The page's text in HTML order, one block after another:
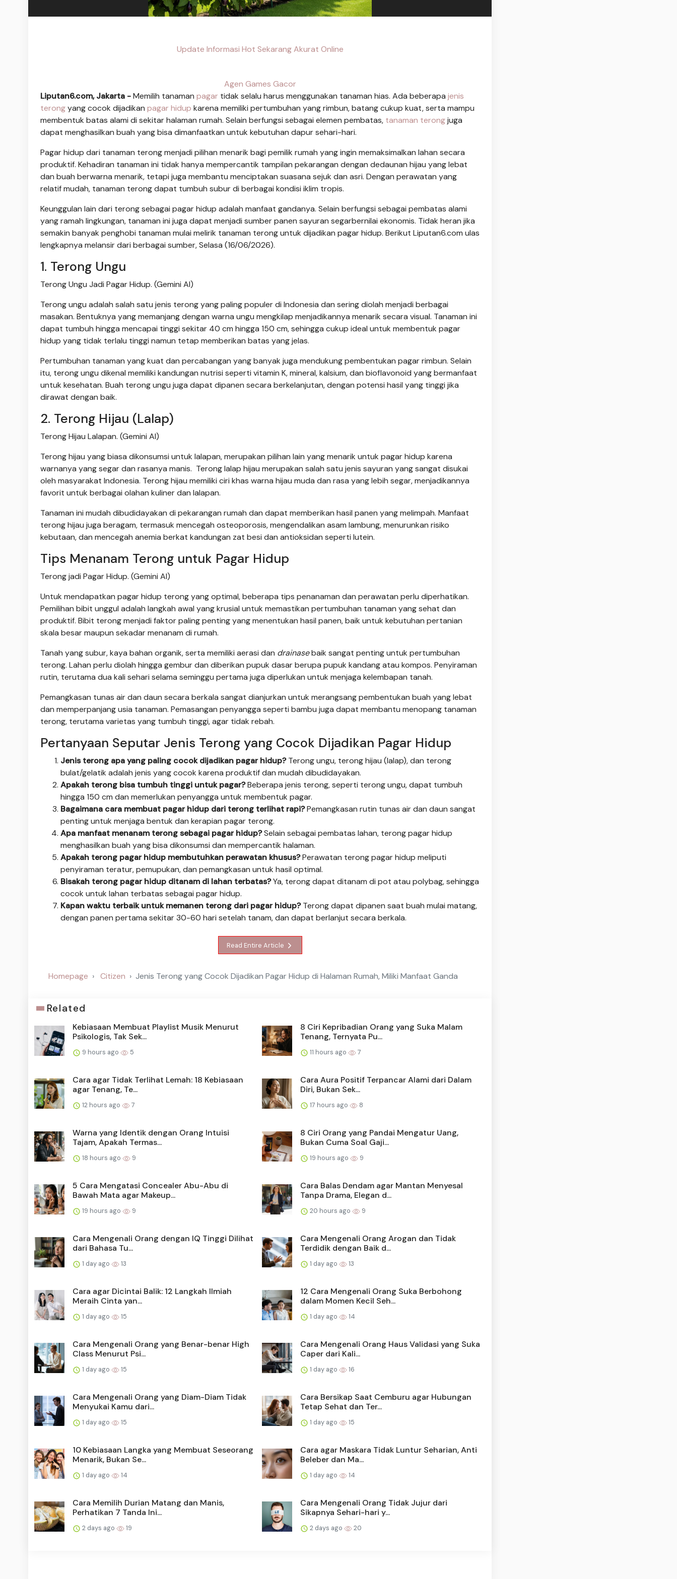
Update Informasi Hot Sekarang Akurat Online
Agen Games Gacor
Liputan6.com, Jakarta -Memilih tanaman pagar tidak selalu harus menggunakan tanaman hias. Ada beberapa jenis
terongyang cocok dijadikan pagar hidup karena memiliki pertumbuhan yang rimbun, batang cukup kuat, serta mampu
membentuk batas alami di sekitar halaman rumah. Selain berfungsi sebagai elemen pembatas, tanaman terongjuga
dapat menghasilkan buah yang bisa dimanfaatkan untuk kebutuhan dapur sehari-hari.
Pagar hidup dari tanaman terong menjadi pilihan menarik bagi pemilik rumah yang ingin memaksimalkan lahan secara
produktif. Kehadiran tanaman ini tidak hanya mempercantik tampilan pekarangan dengan dedaunan hijau yang lebat
dan buah berwarna menarik, tetapi juga membantu menciptakan suasana sejuk dan asri. Dengan perawatan yang
relatif mudah, tanaman terong dapat tumbuh subur di berbagai kondisi iklim tropis.
Keunggulan lain dari terong sebagai pagar hidup adalah manfaat gandanya. Selain berfungsi sebagai pembatas alami
yang ramah lingkungan, tanaman ini juga dapat menjadi sumber panen sayuran segarbernilai ekonomis. Tidak heran jika
semakin banyak penghobi tanaman mulai melirik tanaman terong untuk dijadikan pagar hidup. Berikut Liputan6.com ulas
lengkapnya melansir dari berbagai sumber, Selasa (16/06/2026).
1. Terong Ungu
Terong Ungu Jadi Pagar Hidup. (Gemini AI)
Terong ungu adalah salah satu jenis terong yang paling populer di Indonesia dan sering diolah menjadi berbagai
masakan. Bentuknya yang memanjang dengan warna ungu mengkilap menjadikannya menarik secara visual. Tanaman ini
dapat tumbuh hingga mencapai tinggi sekitar 40 cm hingga 150 cm, sehingga cukup ideal untuk membentuk pagar
hidup yang tidak terlalu tinggi namun tetap memberikan batas yang jelas.
Pertumbuhan tanaman yang kuat dan percabangan yang banyak juga mendukung pembentukan pagar rimbun. Selain
itu, terong ungu dikenal memiliki kandungan nutrisi seperti vitamin K, mineral, kalsium, dan bioflavonoid yang bermanfaat
untuk kesehatan. Buah terong ungu juga dapat dipanen secara berkelanjutan, dengan potensi hasil yang tinggi jika
dirawat dengan baik.
2. Terong Hijau (Lalap)
Terong Hijau Lalapan. (Gemini AI)
Terong hijau yang biasa dikonsumsi untuk lalapan, merupakan pilihan lain yang menarik untuk pagar hidup karena
warnanya yang segar dan rasanya manis. Terong lalap hijau merupakan salah satu jenis sayuran yang sangat disukai
oleh masyarakat Indonesia. Terong hijau memiliki ciri khas warna hijau muda dan rasa yang lebih segar, menjadikannya
favorit untuk berbagai olahan kuliner dan lalapan.
Tanaman ini mudah dibudidayakan di pekarangan rumah dan dapat memberikan hasil panen yang melimpah. Manfaat
terong hijau juga beragam, termasuk mencegah osteoporosis, mengendalikan asam lambung, menurunkan risiko
kebutaan, dan mencegah anemia berkat kandungan zat besi dan antioksidan seperti lutein.
Tips Menanam Terong untuk Pagar Hidup
Terong jadi Pagar Hidup. (Gemini AI)
Untuk mendapatkan pagar hidup terong yang optimal, beberapa tips penanaman dan perawatan perlu diperhatikan.
Pemilihan bibit unggul adalah langkah awal yang krusial untuk memastikan pertumbuhan tanaman yang sehat dan
produktif. Bibit terong menjadi faktor paling penting yang menentukan hasil panen, baik untuk kebutuhan pertanian
skala besar maupun sekadar menanam di rumah.
Tanah yang subur, kaya bahan organik, serta memiliki aerasi dan drainasebaik sangat penting untuk pertumbuhan
terong. Lahan perlu diolah hingga gembur dan diberikan pupuk dasar berupa pupuk kandang atau kompos. Penyiraman
rutin, terutama dua kali sehari selama seminggu pertama juga diperlukan untuk menjaga kelembapan tanah.
Pemangkasan tunas air dan daun secara berkala sangat dianjurkan untuk merangsang pembentukan buah yang lebat
dan memperpanjang usia tanaman. Pemasangan penyangga seperti bambu juga dapat membantu menopang tanaman
terong, terutama varietas yang tumbuh tinggi, agar tidak rebah.
Pertanyaan Seputar Jenis Terong yang Cocok Dijadikan Pagar Hidup
Jenis terong apa yang paling cocok dijadikan pagar hidup?Terong ungu, terong hijau (lalap), dan terong
bulat/gelatik adalah jenis yang cocok karena produktif dan mudah dibudidayakan.
Apakah terong bisa tumbuh tinggi untuk pagar?Beberapa jenis terong, seperti terong ungu, dapat tumbuh
hingga 150 cm dan memerlukan penyangga untuk membentuk pagar.
Bagaimana cara membuat pagar hidup dari terong terlihat rapi?Pemangkasan rutin tunas air dan daun sangat
penting untuk menjaga bentuk dan kerapian pagar terong.
Apa manfaat menanam terong sebagai pagar hidup?Selain sebagai pembatas lahan, terong pagar hidup
menghasilkan buah yang bisa dikonsumsi dan mempercantik halaman.
Apakah terong pagar hidup membutuhkan perawatan khusus?Perawatan terong pagar hidup meliputi
penyiraman teratur, pemupukan, dan pemangkasan untuk hasil optimal.
Bisakah terong pagar hidup ditanam di lahan terbatas?Ya, terong dapat ditanam di pot atau polybag, sehingga
cocok untuk lahan terbatas sebagai pagar hidup.
Kapan waktu terbaik untuk memanen terong dari pagar hidup?Terong dapat dipanen saat buah mulai matang,
dengan panen pertama sekitar 30-60 hari setelah tanam, dan dapat berlanjut secara berkala.
Read Entire Article
Homepage Citizen Jenis Terong yang Cocok Dijadikan Pagar Hidup di Halaman Rumah, Miliki Manfaat Ganda
Related
Kebiasaan Membuat Playlist Musik Menurut
Psikologis, Tak Sek...
9 hours ago 5
8 Ciri Kepribadian Orang yang Suka Malam
Tenang, Ternyata Pu...
11 hours ago 7
Cara agar Tidak Terlihat Lemah: 18 Kebiasaan
agar Tenang, Te...
12 hours ago 7
Cara Aura Positif Terpancar Alami dari Dalam
Diri, Bukan Sek...
17 hours ago 8
Warna yang Identik dengan Orang Intuisi
Tajam, Apakah Termas...
18 hours ago 9
8 Ciri Orang yang Pandai Mengatur Uang,
Bukan Cuma Soal Gaji...
19 hours ago 9
5 Cara Mengatasi Concealer Abu-Abu di
Bawah Mata agar Makeup...
19 hours ago 9
Cara Balas Dendam agar Mantan Menyesal
Tanpa Drama, Elegan d...
20 hours ago 9
Cara Mengenali Orang dengan IQ Tinggi Dilihat
dari Bahasa Tu...
1 day ago 13
Cara Mengenali Orang Arogan dan Tidak
Terdidik dengan Baik d...
1 day ago 13
Cara agar Dicintai Balik: 12 Langkah Ilmiah
Meraih Cinta yan...
1 day ago 15
12 Cara Mengenali Orang Suka Berbohong
dalam Momen Kecil Seh...
1 day ago 14
Cara Mengenali Orang yang Benar-benar High
Class Menurut Psi...
1 day ago 15
Cara Mengenali Orang Haus Validasi yang Suka
Caper dari Kali...
1 day ago 16
Cara Mengenali Orang yang Diam-Diam Tidak
Menyukai Kamu dari...
1 day ago 15
Cara Bersikap Saat Cemburu agar Hubungan
Tetap Sehat dan Ter...
1 day ago 15
10 Kebiasaan Langka yang Membuat Seseorang
Menarik, Bukan Se...
1 day ago 14
Cara agar Maskara Tidak Luntur Seharian, Anti
Beleber dan Ma...
1 day ago 14
Cara Memilih Durian Matang dan Manis,
Perhatikan 7 Tanda Ini...
2 days ago 19
Cara Mengenali Orang Tidak Jujur dari
Sikapnya Sehari-hari y...
2 days ago 20